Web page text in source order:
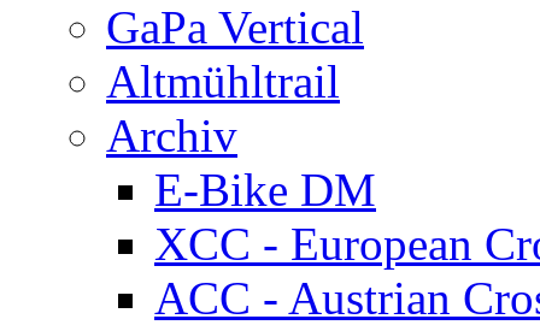
GaPa Vertical
Altmühltrail
Archiv
E-Bike DM
XCC - European
ACC - Austrian